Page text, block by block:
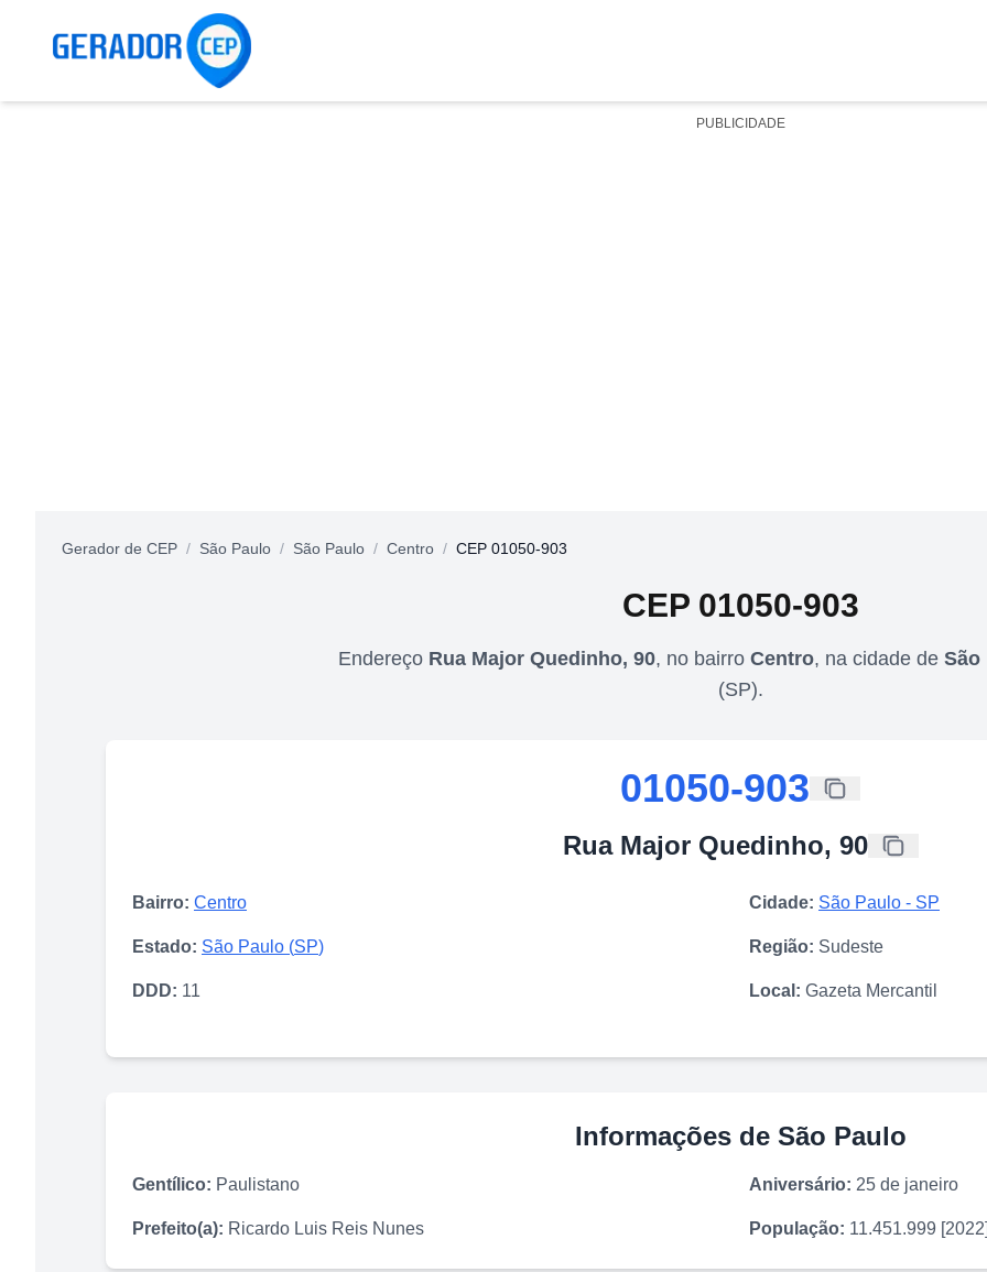
PUBLICIDADE
Gerador de CEP / São Paulo / São Paulo / Centro / CEP 01050-903
CEP 01050-903
Endereço Rua Major Quedinho, 90, no bairro Centro, na cidade de São
(SP).
01050-903
Rua Major Quedinho, 90
Bairro: Centro Cidade: São Paulo - SP
Estado: São Paulo (SP) Região: Sudeste
DDD: 11 Local: Gazeta Mercantil
Informações de São Paulo
Gentílico: Paulistano Aniversário: 25 de janeiro
Prefeito(a): Ricardo Luis Reis Nunes População: 11.451.999